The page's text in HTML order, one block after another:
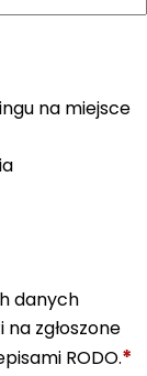
na miejsce
danych
zgłoszone
RODO.*